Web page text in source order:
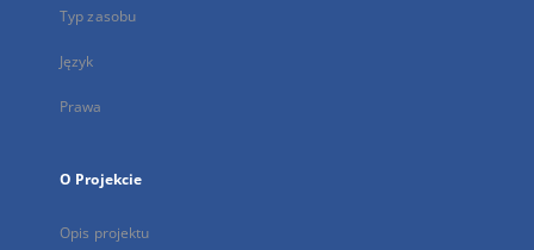
Typ zasobu
Język
Prawa
O Projekcie
Opis projektu